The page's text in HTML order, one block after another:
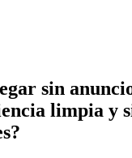
sin
limpia y